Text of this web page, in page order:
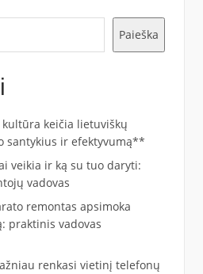
Paieška
keičia lietuviškų
santykius ir efektyvumą**
veikia ir ką su tuo daryti:
vadovas
remontas apsimoka
praktinis vadovas
renkasi vietinį telefonų